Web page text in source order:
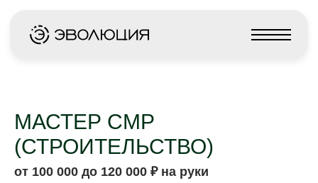
МАСТЕР СМР
(СТРОИТЕЛЬСТВО)
от 100 000 до 120 000 ₽ на руки